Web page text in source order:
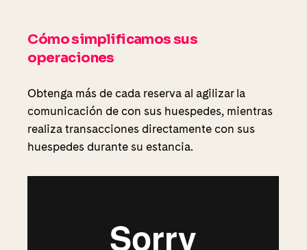
Cómo simplificamos sus
operaciones
Obtenga más de cada reserva al agilizar la
comunicación de con sus huespedes, mientras
realiza transacciones directamente con sus
huespedes durante su estancia.